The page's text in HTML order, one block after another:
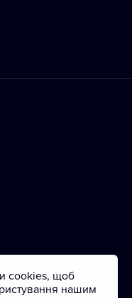
cookies, щоб
нашим